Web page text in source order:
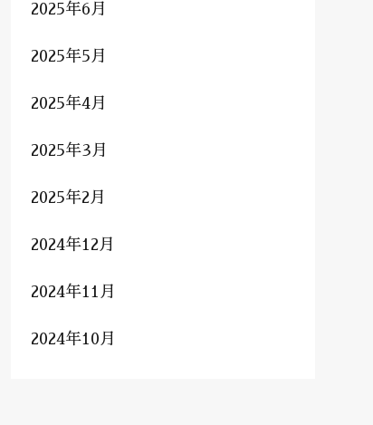
2025年6月
2025年5月
2025年4月
2025年3月
2025年2月
2024年12月
2024年11月
2024年10月